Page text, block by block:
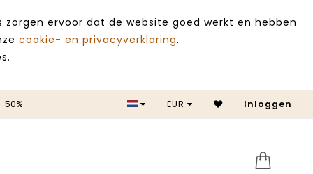
ervoor dat de website goed werkt en hebben
cookie- en privacyverklaring.
50% SALE
EUR Inloggen